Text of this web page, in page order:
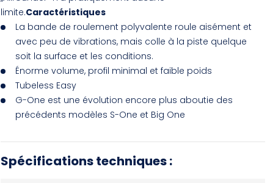
limite.Caractéristiques
La bande de roulement polyvalente roule aisément et
avec peu de vibrations, mais colle à la piste quelque
soit la surface et les conditions.
Énorme volume, profil minimal et faible poids
Tubeless Easy
G-One est une évolution encore plus aboutie des
précédents modèles S-One et Big One
Spécifications techniques :